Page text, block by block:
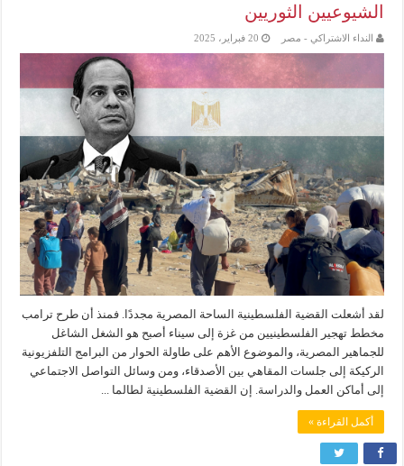
الشيوعيين الثوريين
النداء الاشتراكي - مصر 20 فبراير، 2025
لقد أشعلت القضية الفلسطينية الساحة المصرية مجددًا. فمنذ أن طرح ترامب
مخطط تهجير الفلسطينيين من غزة إلى سيناء أصبح هو الشغل الشاغل
للجماهير المصرية، والموضوع الأهم على طاولة الحوار من البرامج التلفزيونية
الركيكة إلى جلسات المقاهي بين الأصدقاء، ومن وسائل التواصل الاجتماعي
إلى أماكن العمل والدراسة. إن القضية الفلسطينية لطالما ...
أكمل القراءة »